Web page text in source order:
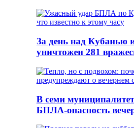
За день над Кубанью
уничтожен 281
В семи
БПЛА-опасность